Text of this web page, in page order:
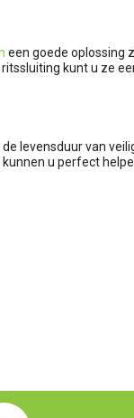
een goede oplossing
kunt u ze
levensduur van
u perfect